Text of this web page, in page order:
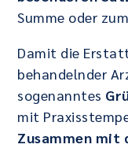
Summe oder
Damit die
behandelnder
sogenanntes
mit
Zusammen mit